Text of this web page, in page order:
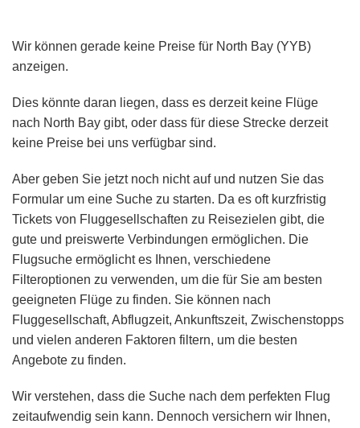
Wir können gerade keine Preise für North Bay (YYB)
anzeigen.
Dies könnte daran liegen, dass es derzeit keine Flüge
nach North Bay gibt, oder dass für diese Strecke derzeit
keine Preise bei uns verfügbar sind.
Aber geben Sie jetzt noch nicht auf und nutzen Sie das
Formular um eine Suche zu starten. Da es oft kurzfristig
Tickets von Fluggesellschaften zu Reisezielen gibt, die
gute und preiswerte Verbindungen ermöglichen. Die
Flugsuche ermöglicht es Ihnen, verschiedene
Filteroptionen zu verwenden, um die für Sie am besten
geeigneten Flüge zu finden. Sie können nach
Fluggesellschaft, Abflugzeit, Ankunftszeit, Zwischenstopps
und vielen anderen Faktoren filtern, um die besten
Angebote zu finden.
Wir verstehen, dass die Suche nach dem perfekten Flug
zeitaufwendig sein kann. Dennoch versichern wir Ihnen,